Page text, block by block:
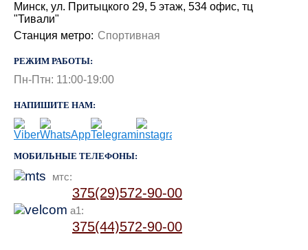
Минск, ул. Притыцкого 29, 5 этаж, 534 офис, тц
"Тивали"
Станция метро: Спортивная
РЕЖИМ РАБОТЫ:
Пн-Птн: 11:00-19:00
НАПИШИТЕ НАМ:
МОБИЛЬНЫЕ ТЕЛЕФОНЫ:
мтс:
375(29)572-90-00
a1:
375(44)572-90-00